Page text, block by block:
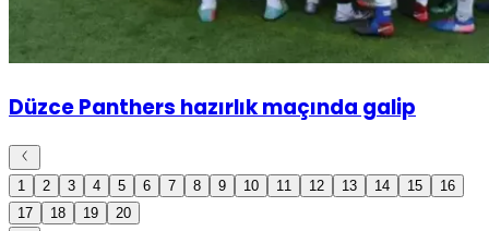
Düzce Panthers hazırlık maçında galip
1 2 3 4 5 6 7 8 9 10 11 12 13 14 15
16
17
18 19 20